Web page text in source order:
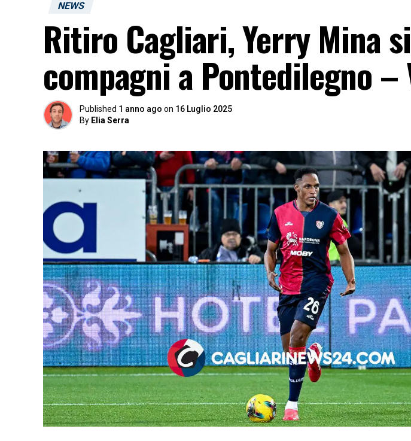
NEWS
Ritiro Cagliari, Yerry Mina
compagni a Pontedilegno –
Published 1 anno ago on 16 Luglio 2025
By Elia Serra